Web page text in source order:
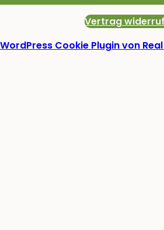
Vertrag
WordPress Cookie Plugin von